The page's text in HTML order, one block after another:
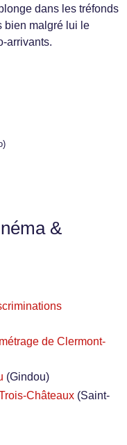
dans les tréfonds
bien malgré lui le
arrivants.
&
de Clermont-
(Gindou)
Châteaux (Saint-